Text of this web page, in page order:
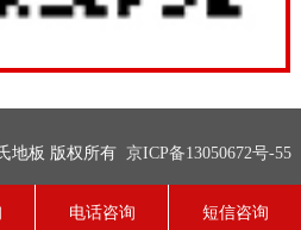
地板 版权所有 京ICP备13050672号-55
电话咨询 短信咨询